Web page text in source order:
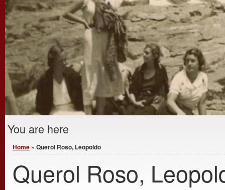
You are here
Home » Querol Roso, Leopoldo
Querol Roso,